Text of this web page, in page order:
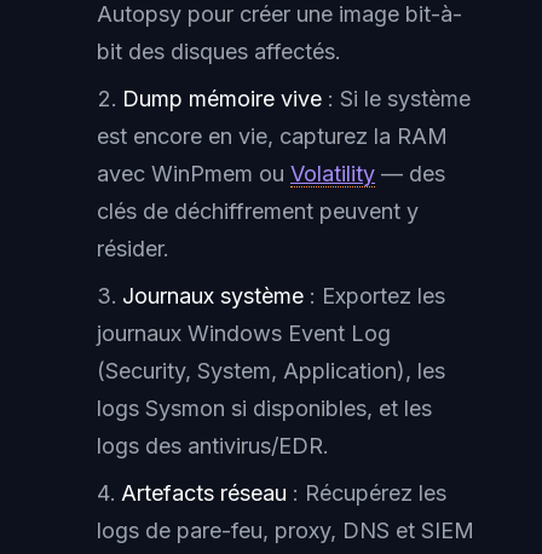
Autopsy pour créer une image bit-à-
bit des disques affectés.
Dump mémoire vive : Si le système
est encore en vie, capturez la RAM
avec WinPmem ou Volatility — des
clés de déchiffrement peuvent y
résider.
Journaux système : Exportez les
journaux Windows Event Log
(Security, System, Application), les
logs Sysmon si disponibles, et les
logs des antivirus/EDR.
Artefacts réseau : Récupérez les
logs de pare-feu, proxy, DNS et SIEM